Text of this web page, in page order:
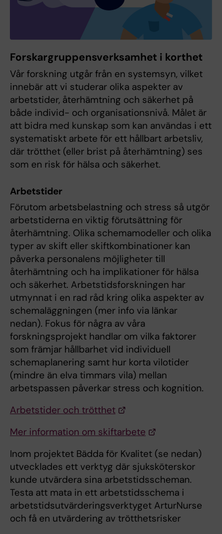
Forskargruppensverksamhet i korthet
Vår forskning utgår från en systemsyn, vilket
innebär att vi studerar olika aspekter av
arbetstider, återhämtning och säkerhet på
både individ- och organisationsnivå. Målet är
att bidra med kunskap som kan användas i ett
systematiskt arbete för ett hållbart arbetsliv,
där trötthet (eller brist på återhämtning) ses
som en risk för hälsa och säkerhet.
Arbetstider
Förutom arbetsbelastning och stress så utgör
arbetstiderna en viktig förutsättning för
återhämtning. Olika schemamodeller och olika
typer av skift eller skiftkombinationer kan
påverka personalens möjligheter till
återhämtning och ha implikationer för hälsa
och säkerhet. Arbetstidsforskningen har
utmynnat i en rad råd kring olika aspekter av
schemaläggningen (mer info via länkar
nedan). Fokus för några av våra
forskningsprojekt handlar om vilka faktorer
som främjar hållbarhet vid individuell
schemaplanering samt hur korta vilotider
(mindre än elva timmars vila) mellan
arbetspassen påverkar stress och kognition.
Arbetstider och trötthet
Mer information om skiftarbete
Inom projektet Bädda för Kvalitet (se nedan)
utvecklades ett verktyg där sjuksköterskor
kunde utvärdera sina arbetstidsscheman.
Testa att mata in ett arbetstidsschema i
arbetstidsutvärderingsverktyget ArturNurse
och få en utvärdering av trötthetsrisker